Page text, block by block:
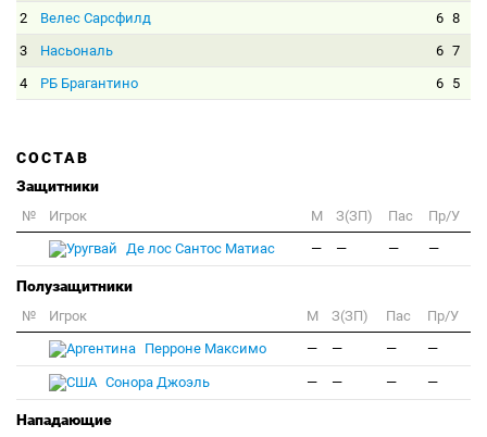
2
Велес Сарсфилд 6 8
3
Насьональ 6 7
4
РБ Брагантино 6 5
СОСТАВ
Защитники
№ Игрок M З(ЗП) Пас
Пр/У
Де лос Сантос Матиас
— — — —
Полузащитники
№ Игрок M З(ЗП) Пас
Пр/У
Перроне Максимо
— — — —
Сонора Джоэль — — — —
Нападающие